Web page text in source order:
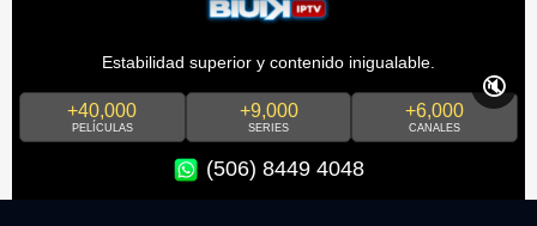
Estabilidad superior y contenido inigualable.
+40,000
PELÍCULAS
+9,000
SERIES
+6,000
CANALES
(506) 8449 4048
🔇